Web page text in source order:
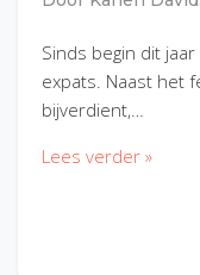
Sinds begin dit
expats. Naast het
bijverdient,…
Lees verder »